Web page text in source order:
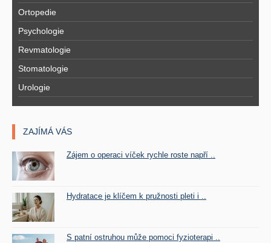
Ortopedie
Psychologie
Revmatologie
Stomatologie
Urologie
ZAJÍMÁ VÁS
Zájem o operaci víček rychle roste napří ..
Hydratace je klíčem k pružnosti pleti i ..
S patní ostruhou může pomoci fyzioterapi ..